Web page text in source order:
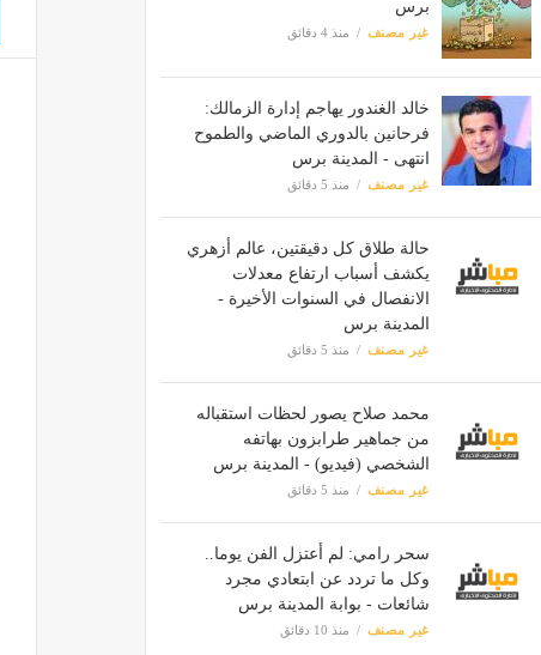
برس
غير مصنف منذ 4 دقائق
خالد الغندور يهاجم إدارة الزمالك:
فرحانين بالدوري الماضي والطموح
انتهى - المدينة برس
غير مصنف منذ 5 دقائق
حالة طلاق كل دقيقتين، عالم أزهري
يكشف أسباب ارتفاع معدلات
الانفصال في السنوات الأخيرة -
المدينة برس
غير مصنف منذ 5 دقائق
محمد صلاح يصور لحظات استقباله
من جماهير طرابزون بهاتفه
الشخصي (فيديو) - المدينة برس
غير مصنف منذ 5 دقائق
سحر رامي: لم أعتزل الفن يوما..
وكل ما تردد عن ابتعادي مجرد
شائعات - بوابة المدينة برس
غير مصنف منذ 10 دقائق